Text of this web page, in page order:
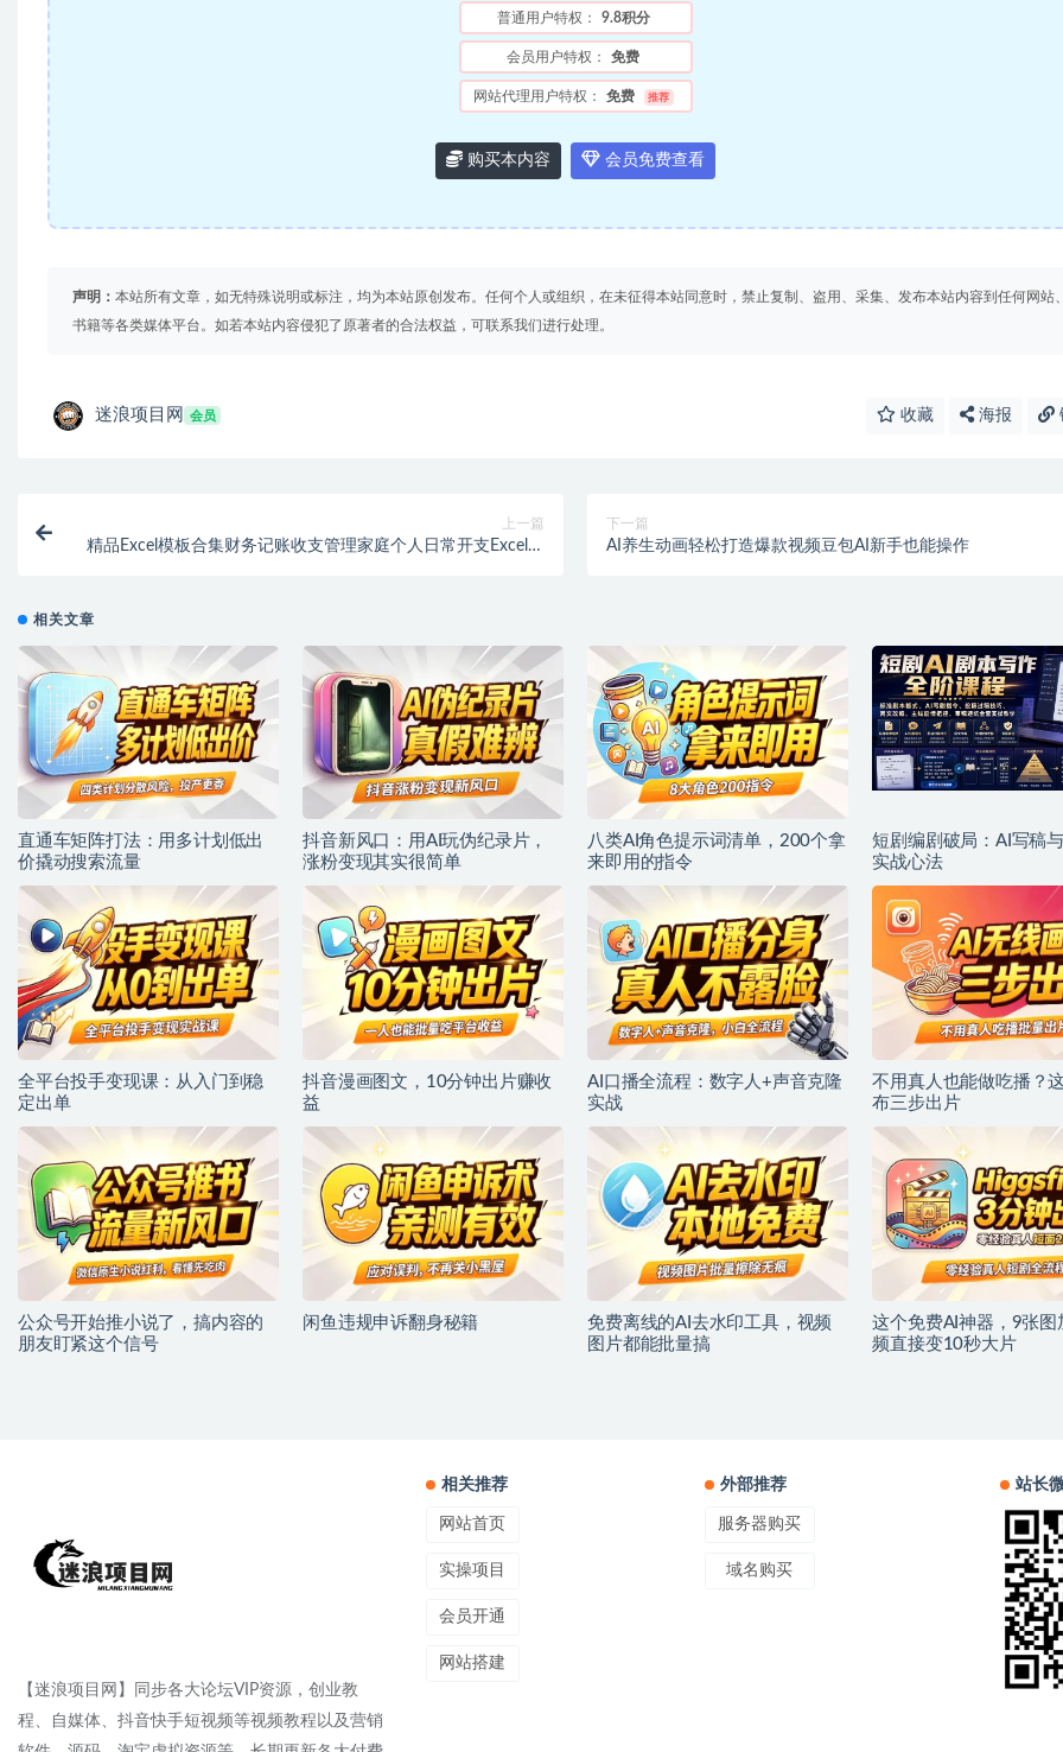
普通用户特权： 9.8积分
会员用户特权： 免费
网站代理用户特权： 免费 推荐
购买本内容 会员免费查看
声明： 本站所有文章，如无特殊说明或标注，均为本站原创发布。任何个人或组织，在未征得本站同意时，禁止复制、盗用、采集、发布本站内容到任何网站
书籍等各类媒体平台。如若本站内容侵犯了原著者的合法权益，可联系我们进行处理。
迷浪项目网 会员 收藏 海报
上一篇
精品Excel模板合集财务记账收支管理家庭个人日常开支Excel表
下一篇
AI养生动画轻松打造爆款视频豆包AI新手也能操作
相关文章
直通车矩阵打法：用多计划低出
价撬动搜索流量
抖音新风口：用AI玩伪纪录片，
涨粉变现其实很简单
八类AI角色提示词清单，200个拿
来即用的指令
短剧编剧破局：AI写稿
实战心法
全平台投手变现课：从入门到稳
定出单
抖音漫画图文，10分钟出片赚收
益
AI口播全流程：数字人+声音克隆
实战
不用真人也能做吃播？
布三步出片
公众号开始推小说了，搞内容的
朋友盯紧这个信号
闲鱼违规申诉翻身秘籍
免费离线的AI去水印工具，视频
图片都能批量搞
这个免费AI神器，9张图
频直接变10秒大片
【迷浪项目网】同步各大论坛VIP资源，创业教
程、自媒体、抖音快手短视频等视频教程以及营销
相关推荐
网站首页
实操项目
会员开通
网站搭建
外部推荐
服务器购买
域名购买
站长